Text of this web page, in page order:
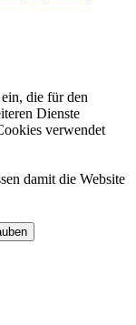
die für den
Dienste
verwendet
damit die Website